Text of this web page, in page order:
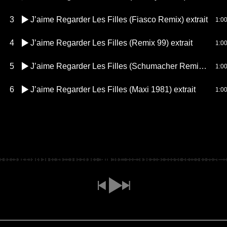
3 J’aime Regarder Les Filles (Fiasco Remix) extrait 1:00
4 J’aime Regarder Les Filles (Remix 99) extrait 1:00
5 J’aime Regarder Les Filles (Schumacher Remix) extrait 1:00
6 J’aime Regarder Les Filles (Maxi 1981) extrait 1:00